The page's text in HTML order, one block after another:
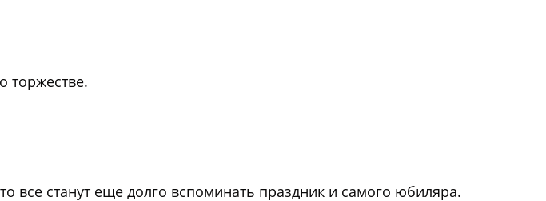
торжестве.
все станут еще долго вспоминать праздник и самого юбиляра.